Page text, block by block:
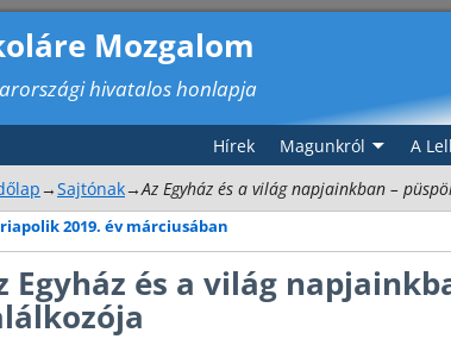
Mozgalom
hivatalos honlapja
Hírek Magunkról A
→Sajtónak→Az Egyház és a világ napjainkban –
navigáció
2019. év márciusában
Egyház és a világ